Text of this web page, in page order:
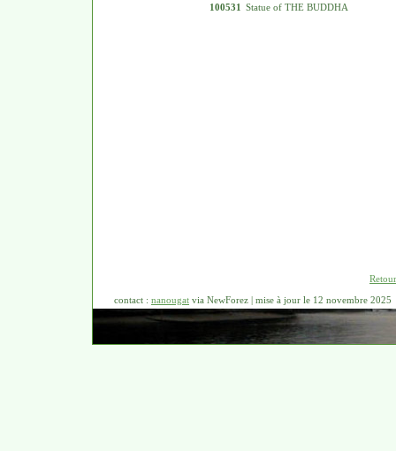
100531 Statue of THE BUDDHA
contact : nanougat via NewForez | mise à jour le 12 novembre 2025